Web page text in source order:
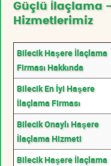
Güçlü İlaçlama -
Hizmetlerimiz
Bilecik Haşere İlaçlama
Firması Hakkında
Bilecik En İyi Haşere
İlaçlama Firması
Bilecik Onaylı Haşere
İlaçlama Hizmeti
Bilecik Haşere İlaçlama